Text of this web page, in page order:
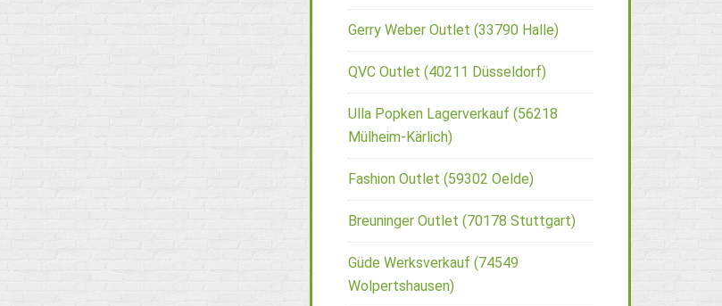
Gerry Weber Outlet (33790 Halle)
QVC Outlet (40211 Düsseldorf)
Ulla Popken Lagerverkauf (56218
Mülheim-Kärlich)
Fashion Outlet (59302 Oelde)
Breuninger Outlet (70178 Stuttgart)
Güde Werksverkauf (74549
Wolpertshausen)